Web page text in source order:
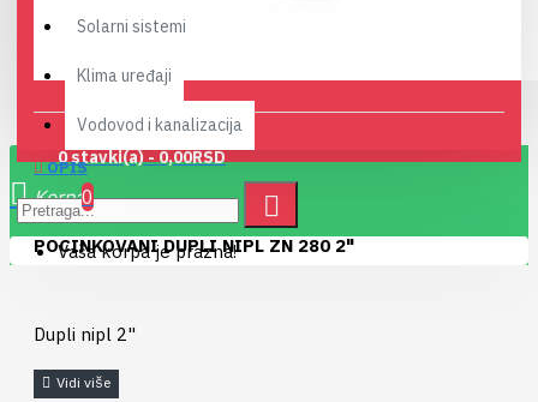
0 stavki(a) - 0,00RSD
0
Vaša korpa je prazna!
Solarni sistemi
Klima uređaji
Vodovod i kanalizacija
OPIS
POCINKOVANI DUPLI NIPL ZN 280 2"
Dupli nipl 2"